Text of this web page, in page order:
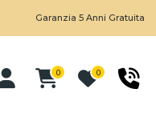
Garanzia 5 Anni Gratuita
0 0